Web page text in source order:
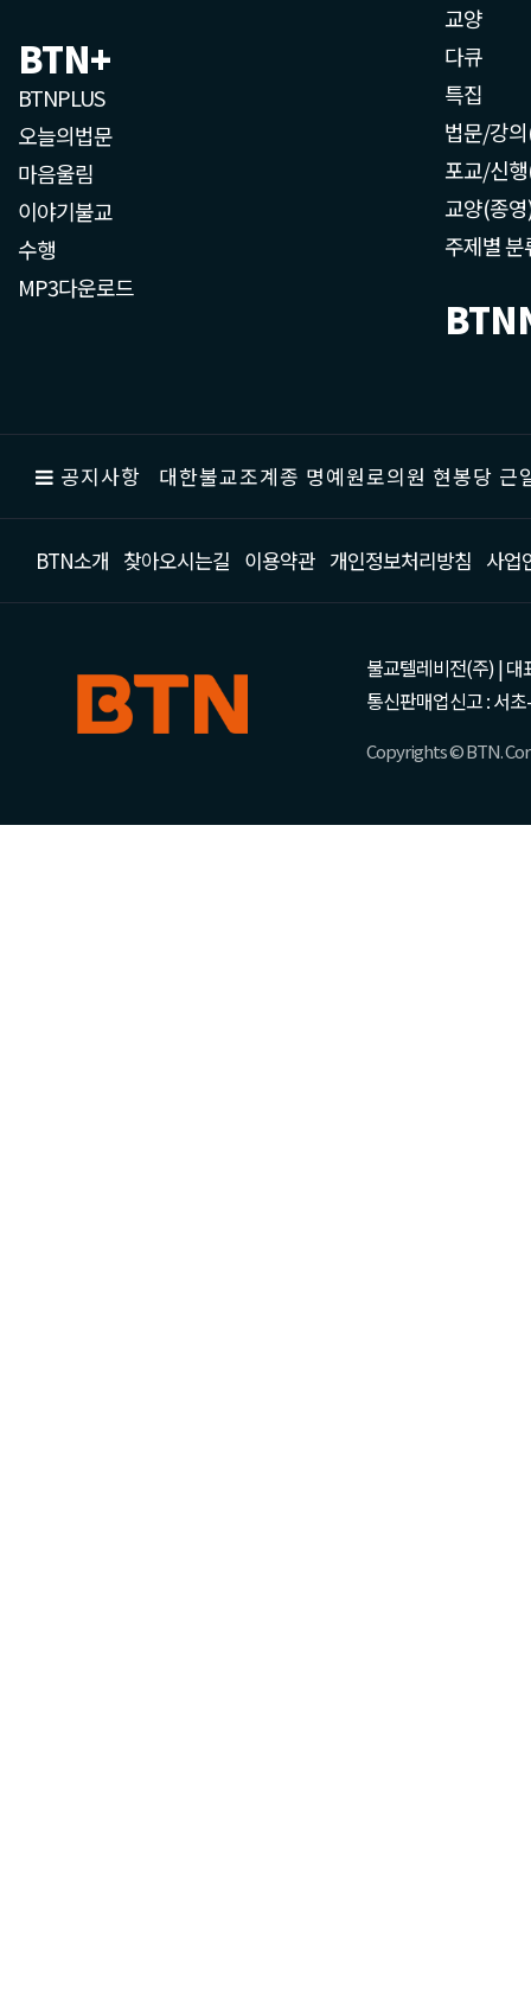
BTN+
BTNPLUS
오늘의법문
마음울림
이야기불교
수행
MP3다운로드
교양
다큐
특집
법문/강
포교/신
교양(종
주제별 분
공지사항 대한불교조계종 명예원로의원 현봉당
BTN소개 찾아오시는길 이용약관 개인정보처리방침 사업
불교텔레비전(주) | 대
통신판매업신고 : 서
Copyrights © BTN.